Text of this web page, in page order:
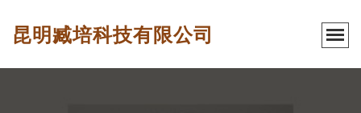
昆明臧培科技有限公司